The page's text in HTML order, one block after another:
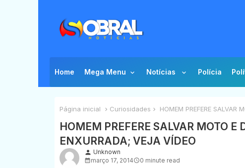
Home Mega Menu Notícias Polícia
Página inicial Curiosidades HOMEM PREFERE SALVAR
HOMEM PREFERE SALVAR MOTO E
ENXURRADA; VEJA VÍDEO
person Unknown
março 17, 2014
0 minute read